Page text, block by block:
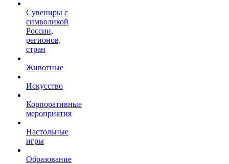
Сувениры с
символикой
России,
регионов,
стран
Животные
Искусство
Корпоративные
мероприятия
Настольные
игры
Образование